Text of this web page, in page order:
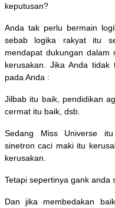
keputusan?
Anda tak perlu bermain
sebab logika rakyat itu
mendapat dukungan dalam
kerusakan. Jika Anda
pada Anda :
Jilbab itu baik, pendidikan
cermat itu baik, dsb.
Sedang Miss Universe
sinetron caci maki itu
kerusakan.
Tetapi sepertinya gank anda
Dan jika membedakan